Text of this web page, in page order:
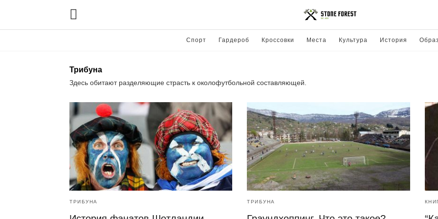
Спорт Гардероб Кроссовки Места Культура История
Трибуна
Здесь обитают разделяющие страсть к околофутбольной составляющей.
ТРИБУНА ТРИБУНА